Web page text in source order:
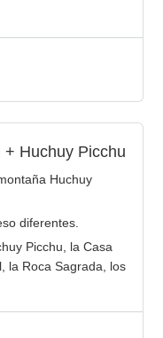
Huchuy Picchu
Huchuy
diferentes.
Picchu, la Casa
la Roca Sagrada, los